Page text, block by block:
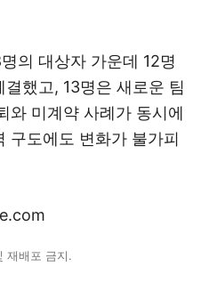
의 대상자 가운데 12명
했고, 13명은 새로운 팀
와 미계약 사례가 동시에
구도에도 변화가 불가피
재배포 금지.